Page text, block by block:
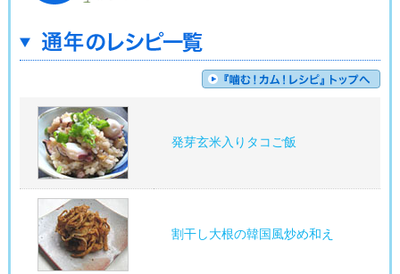
発芽玄米入りタコご飯
割干し大根の韓国風炒め和え